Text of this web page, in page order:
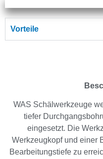
Vorteile
WAS Schälwerkzeuge
tiefer
eingesetzt. Die
Werkzeugkopf und einer
Bearbeitungstiefe zu